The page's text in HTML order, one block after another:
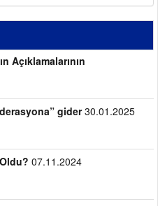
Açıklamalarının
gider30.01.2025
07.11.2024